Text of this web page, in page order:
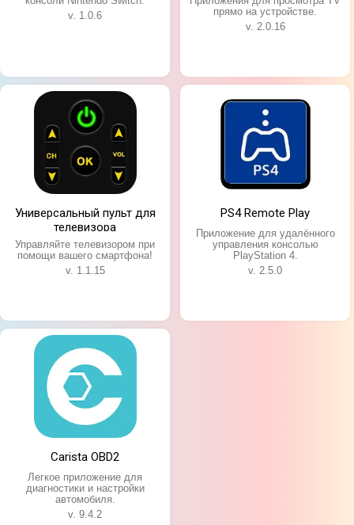
v. 1.0.6
прямо на устройстве.
v. 2.0.16
Универсальный пульт для
телевизора
Управляйте телевизором при
помощи вашего смартфона!
v. 1.1.15
PS4 Remote Play
Приложение для удалённого
управления консолью
PlayStation 4.
v. 2.5.0
Carista OBD2
Легкое приложение для
диагностики и настройки
автомобиля.
v. 9.4.2